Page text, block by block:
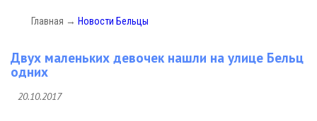
Главная → Новости Бельцы
Двух маленьких девочек нашли на улице Бельц
одних
20.10.2017